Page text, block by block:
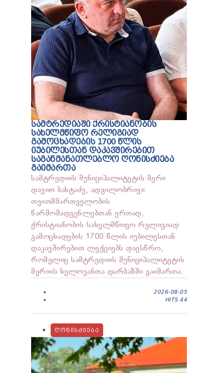
ᲡᲐᲛᲢᲠᲔᲓᲘᲐᲨᲘ ᲥᲠᲘᲡᲢᲘᲐᲜᲝᲑᲘᲡ
ᲡᲐᲮᲔᲚᲛᲬᲘᲤᲝ ᲠᲔᲚᲘᲒᲘᲐᲓ
ᲒᲐᲛᲝᲪᲮᲐᲓᲔᲑᲘᲡ 1700 ᲬᲚᲘᲡ
ᲘᲣᲑᲘᲚᲔᲡᲗᲐᲜ ᲓᲐᲙᲐᲕᲨᲘᲠᲔᲑᲘᲗ
ᲡᲐᲒᲐᲜᲛᲐᲜᲐᲗᲚᲔᲑᲚᲝ ᲦᲝᲜᲘᲡᲫᲘᲔᲑᲐ
ᲒᲐᲘᲛᲐᲠᲗᲐ
სამტრედიის მუნიციპალიტეტის მერი
დავით ბახტაძე, ადგილობრივი
თვითმმართველობის
წარმომადგენლებთან ერთად,
ქრისტიანობის სახელმწიფო რელიგიად
გამოცხადების 1700 წლის იუბილესთან
დაკავშირებით ლექციებს დაესწრო,
რომელიც სამტრედიის მუნიციპალიტეტის
მერიის ხელოვანთა დარბაზში გაიმართა.
2026-08-05
HITS 44
ᲦᲝᲜᲘᲡᲫᲘᲔᲑᲐ